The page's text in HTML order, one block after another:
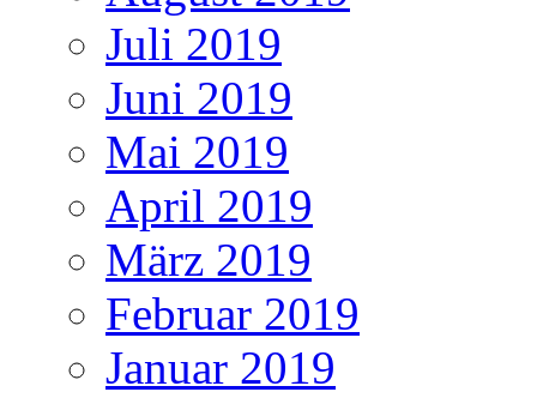
Juli 2019
Juni 2019
Mai 2019
April 2019
März 2019
Februar 2019
Januar 2019